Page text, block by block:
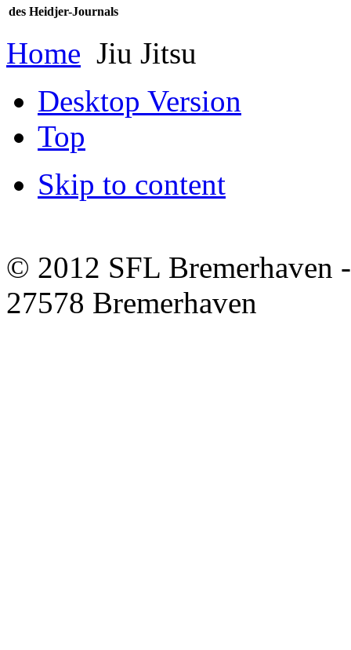
des Heidjer-Journals
Home Jiu Jitsu
Desktop Version
Top
Skip to content
© 2012 SFL Bremerhaven
27578 Bremerhaven